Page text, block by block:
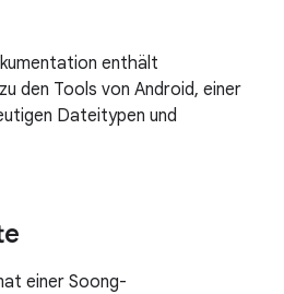
enthält
den Tools von Android, einer
Dateitypen und
einer Soong-